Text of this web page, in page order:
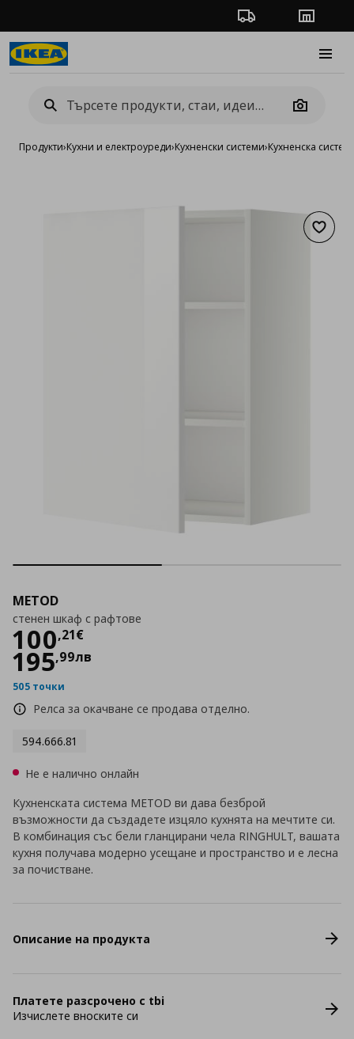
Проследяване на
Camera
Продукти›Кухни и електроуреди›Кухненски системи›Кухненска
METOD
стенен шкаф с рафтове
100,21€
Цена
195,99лв
505 точки
Релса за окачване се продава отделно.
594.666.81
Не е налично онлайн
Кухненската система METOD ви дава безброй
възможности да създадете изцяло кухнята на мечтите си.
В комбинация със бели гланцирани чела RINGHULT, вашата
кухня получава модерно усещане и пространство и е лесна
за почистване.
Описание на продукта
Платете разсрочено с tbi
Изчислете вноските си